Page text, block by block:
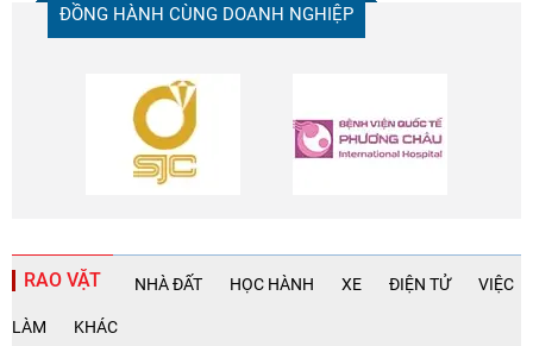
Chia sẻ
ĐỒNG HÀNH CÙNG DOANH NGHIỆP
RAO VẶT NHÀ ĐẤT HỌC HÀNH XE ĐIỆN TỬ VIỆC
LÀM KHÁC